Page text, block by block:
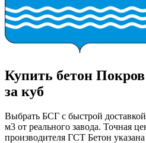
Купить бетон
за куб
Выбрать БСГ с быстрой
м3 от реального завода. Точная
производителя ГСТ Бетон